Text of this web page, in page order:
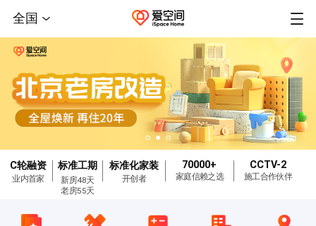
全国
C轮融资
业内首家
标准工期
新房48天
老房55天
标准化家装
开创者
70000+
家庭信赖之选
CCTV-2
施工合作伙伴